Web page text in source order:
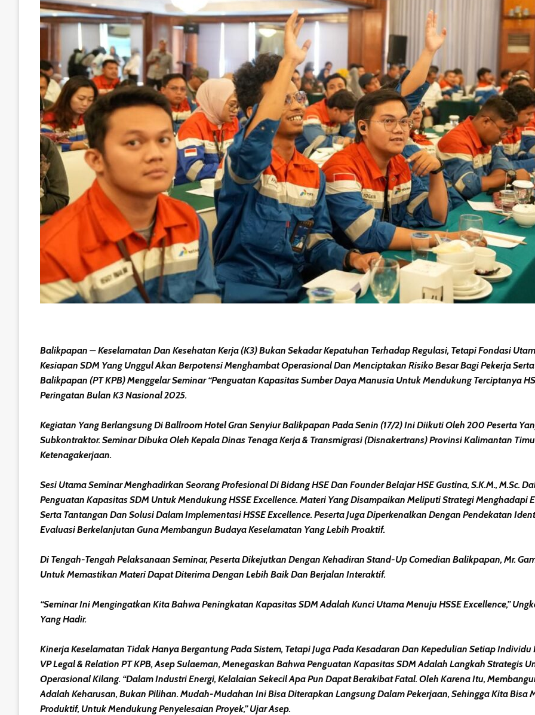
Balikpapan – Keselamatan Dan Kesehatan Kerja (K3) Bukan Sekadar Kepatuhan Terhadap Regulasi, Tetapi Fondasi
Kesiapan SDM Yang Unggul Akan Berpotensi Menghambat Operasional Dan Menciptakan Risiko Besar Bagi Pekerja
Balikpapan (PT KPB) Menggelar Seminar “Penguatan Kapasitas Sumber Daya Manusia Untuk Mendukung Terciptanya
Peringatan Bulan K3 Nasional 2025.
Kegiatan Yang Berlangsung Di Ballroom Hotel Gran Senyiur Balikpapan Pada Senin (17/2) Ini Diikuti Oleh 200 Peserta
Subkontraktor. Seminar Dibuka Oleh Kepala Dinas Tenaga Kerja & Transmigrasi (Disnakertrans) Provinsi Kalimantan
Ketenagakerjaan.
Sesi Utama Seminar Menghadirkan Seorang Profesional Di Bidang HSE Dan Founder Belajar HSE Gustina, S.K.M., M.Sc.
Penguatan Kapasitas SDM Untuk Mendukung HSSE Excellence. Materi Yang Disampaikan Meliputi Strategi Menghadapi
Serta Tantangan Dan Solusi Dalam Implementasi HSSE Excellence. Peserta Juga Diperkenalkan Dengan Pendekatan
Evaluasi Berkelanjutan Guna Membangun Budaya Keselamatan Yang Lebih Proaktif.
Di Tengah-Tengah Pelaksanaan Seminar, Peserta Dikejutkan Dengan Kehadiran Stand-Up Comedian Balikpapan, Mr.
Untuk Memastikan Materi Dapat Diterima Dengan Lebih Baik Dan Berjalan Interaktif.
“Seminar Ini Mengingatkan Kita Bahwa Peningkatan Kapasitas SDM Adalah Kunci Utama Menuju HSSE Excellence,”
Yang Hadir.
Kinerja Keselamatan Tidak Hanya Bergantung Pada Sistem, Tetapi Juga Pada Kesadaran Dan Kepedulian Setiap
VP Legal & Relation PT KPB, Asep Sulaeman, Menegaskan Bahwa Penguatan Kapasitas SDM Adalah Langkah Strategis
Operasional Kilang. “Dalam Industri Energi, Kelalaian Sekecil Apa Pun Dapat Berakibat Fatal. Oleh Karena Itu,
Adalah Keharusan, Bukan Pilihan. Mudah-Mudahan Ini Bisa Diterapkan Langsung Dalam Pekerjaan, Sehingga Kita Bisa
Produktif, Untuk Mendukung Penyelesaian Proyek,” Ujar Asep.